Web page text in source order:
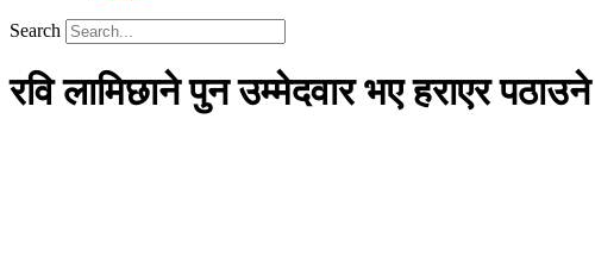
Search
रवि लामिछाने पुन उम्मेदवार भए हराएर